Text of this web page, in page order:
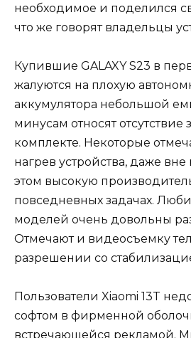
необходимое и поделился
что же говорят владельцы
Купившие GALAXY S23 в
жалуются на плохую
аккумулятора небольшой
минусам относят отсутствие
комплекте. Некоторые
нагрев устройства, даже вне
этом высокую
повседневных задачах.
моделей очень довольны
Отмечают и видеосъемку
разрешении со
Пользователи Xiaomi 13T
софтом в фирменной
встречающейся рекламой.